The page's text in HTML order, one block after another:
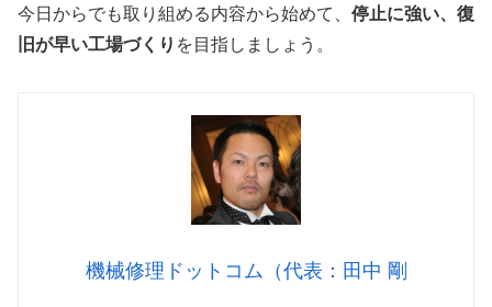
今日からでも取り組める内容から始めて、 停止に強い、復
旧が早い工場づくり を目指しましょう。
機械修理ドットコム（代表：田中 剛